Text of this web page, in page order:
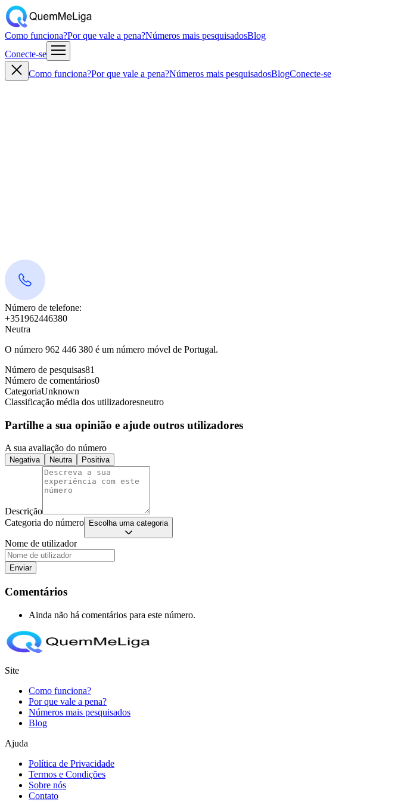
Como funciona?Por que vale a pena?Números mais pesquisadosBlog
Conecte-se
Como funciona?Por que vale a pena?Números mais pesquisadosBlogConecte-se
Número de telefone:
+351962446380
Neutra
O número 962 446 380 é um número móvel de Portugal.
Número de pesquisas81
Número de comentários0
CategoriaUnknown
Classificação média dos utilizadoresneutro
Partilhe a sua opinião e ajude outros utilizadores
A sua avaliação do número
Negativa Neutra Positiva
Descrição
Categoria do número
Escolha uma categoria
Nome de utilizador
Enviar
Comentários
Ainda não há comentários para este número.
Site
Como funciona?
Por que vale a pena?
Números mais pesquisados
Blog
Ajuda
Política de Privacidade
Termos e Condições
Sobre nós
Contato